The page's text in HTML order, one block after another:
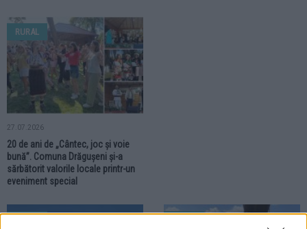
RURAL
27.07.2026
20 de ani de „Cântec, joc și voie
bună”. Comuna Drăgușeni și-a
sărbătorit valorile locale printr-un
eveniment special